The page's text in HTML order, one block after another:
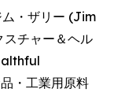
ム・ザリー (Jim
チャー＆ヘル
・工業用原料